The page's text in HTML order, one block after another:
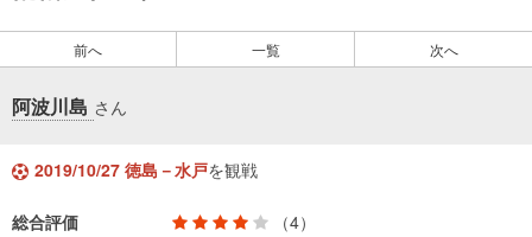
前へ 一覧 次へ
阿波川島 さん
2019/10/27 徳島－水戸を観戦
総合評価 （4）